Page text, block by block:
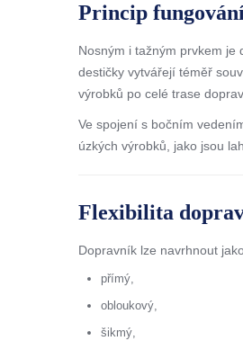
Princip
Nosným i tažným prvkem je
destičky vytvářejí téměř
výrobků po celé trase
Ve spojení s bočním
úzkých výrobků, jako jsou
Flexibilita
Dopravník lze navrhnout
přímý,
obloukový,
šikmý,